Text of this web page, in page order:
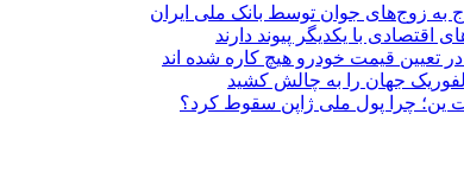
با یکدیگر پیوند دارند
تعیین قیمت خودرو هیچ کاره شده اند
جهان را به چالش کشید
ین؛ چرا پول ملی ژاپن سقوط کرد؟